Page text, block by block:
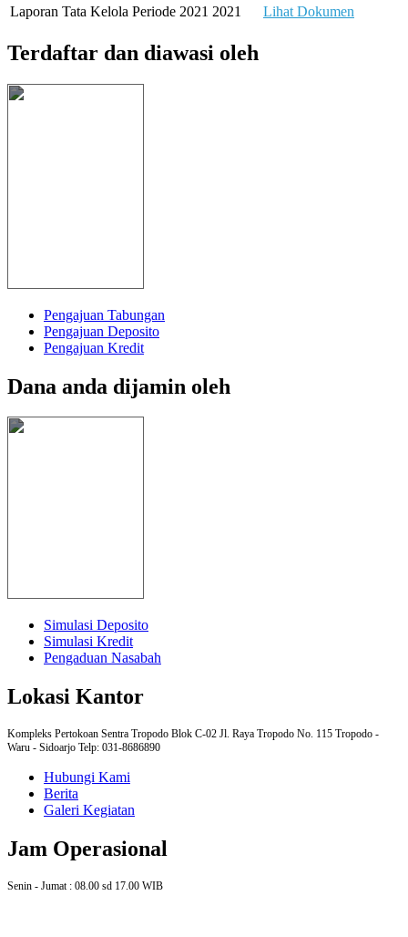
Laporan Tata Kelola Periode 2021 2021 Lihat Dokumen
Terdaftar dan diawasi oleh
Pengajuan Tabungan
Pengajuan Deposito
Pengajuan Kredit
Dana anda dijamin oleh
Simulasi Deposito
Simulasi Kredit
Pengaduan Nasabah
Lokasi Kantor
Kompleks Pertokoan Sentra Tropodo Blok C-02 Jl. Raya Tropodo No. 115 Tropodo -
Waru - Sidoarjo Telp: 031-8686890
Hubungi Kami
Berita
Galeri Kegiatan
Jam Operasional
Senin - Jumat : 08.00 sd 17.00 WIB